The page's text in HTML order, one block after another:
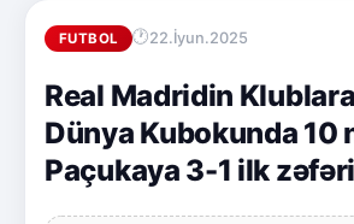
FUTBOL 22.İyun.2025
Real Madridin
Dünya Kubokunda 10
Paçukaya 3-1 ilk zəfəri